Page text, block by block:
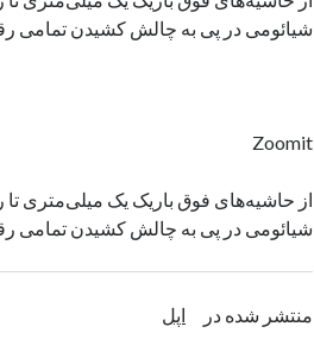
شیائومی در پی به چالش کشیدن تمامی
Zoomit
شیائومی در پی به چالش کشیدن تمامی
منتشر شده در اپل